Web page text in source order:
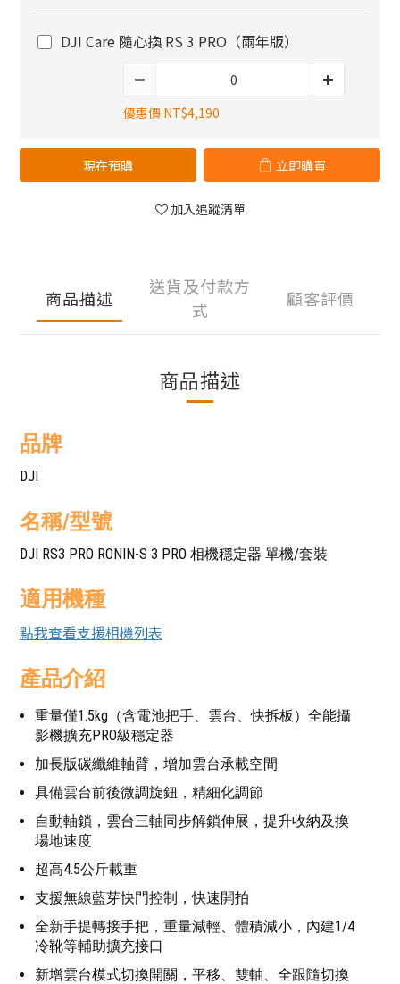
DJI Care 隨心換 RS 3 PRO（兩年版）
優惠價 NT$4,190
現在預購 立即購買
加入追蹤清單
商品描述
送貨及付款方
式
顧客評價
商品描述
品牌
DJI
名稱/型號
DJI RS3 PRO RONIN-S 3 PRO 相機穩定器 單機/套裝
適用機種
點我查看支援相機列表
產品介紹
重量僅1.5kg（含電池把手、雲台、快拆板）全能攝
影機擴充PRO級穩定器
加長版碳纖維軸臂，增加雲台承載空間
具備雲台前後微調旋鈕，精細化調節
自動軸鎖，雲台三軸同步解鎖伸展，提升收納及換
場地速度
超高4.5公斤載重
支援無線藍芽快門控制，快速開拍
全新手提轉接手把，重量減輕、體積減小，內建1/4
冷靴等輔助擴充接口
新增雲台模式切換開關，平移、雙軸、全跟隨切換